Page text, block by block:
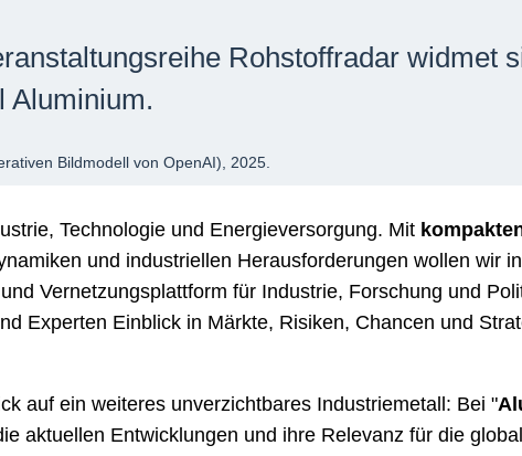
Rohstoffradar widmet
Aluminium.
Bildmodell von OpenAI), 2025.
Technologie und Energieversorgung. Mit
und industriellen Herausforderungen wollen wir
Vernetzungsplattform für Industrie, Forschung und
Experten Einblick in Märkte, Risiken, Chancen und
auf ein weiteres unverzichtbares Industriemetall: Bei "
aktuellen Entwicklungen und ihre Relevanz für die